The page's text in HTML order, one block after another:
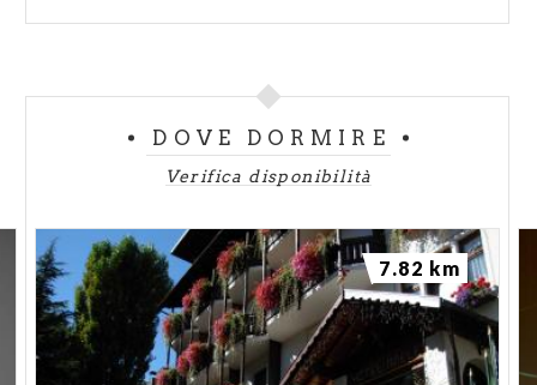
DOVE DORMIRE
Verifica disponibilità
7.82 km